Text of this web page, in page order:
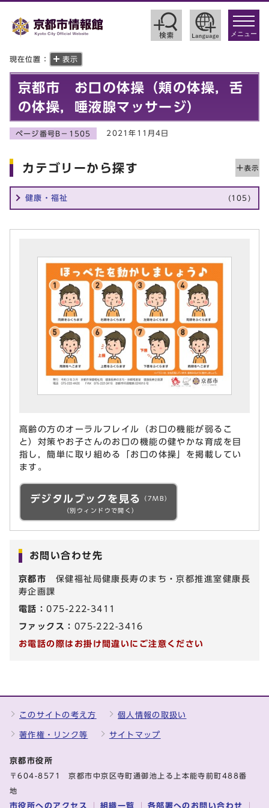
toggle
メニュー
現在位置： 表示
京都市 お口の体操（頬の体操，舌
の体操，唾液腺マッサージ）
ページ番号B－1505 2021年11月4日
カテゴリーから探す
健康・福祉 (105)
高齢の方のオーラルフレイル（お口の機能が弱るこ
と）対策やお子さんのお口の機能の健やかな育成を目
指し，簡単に取り組める「お口の体操」を掲載してい
ます。
デジタルブックを見る
（7MB）
（別ウィンドウで開く）
お問い合わせ先
京都市 保健福祉局健康長寿のまち・京都推進室健康長
寿企画課
電話：075-222-3411
ファックス： 075-222-3416
お電話の際はお掛け間違いにご注意ください
このサイトの考え方 個人情報の取扱い
著作権・リンク等 サイトマップ
京都市役所
〒604-8571 京都市中京区寺町通御池上る上本能寺前町488番
地
市役所へのアクセス 組織一覧 各部署へのお問い合わせ